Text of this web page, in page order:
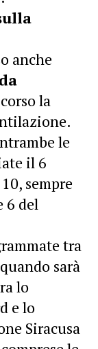
anche
la
le
il 6
sempre
6 del
tra
sarà
lo
e lo
Siracusa